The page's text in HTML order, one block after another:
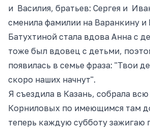
и Василия, братьев: Сергея и
сменила фамилии на Варанкину и
Батухтиной стала вдова Анна с
тоже был вдовец с детьми,
появилась в семье фраза: "Твои
скоро наших начнут".
Я съездила в Казань, собрала
Корниловых по имеющимся там
теперь каждую субботу зажигаю